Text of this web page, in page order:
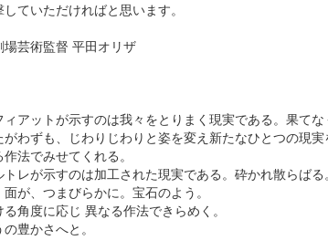
ていただければと思います。
場芸術監督 平田オリザ
アットが示すのは我々をとりまく現実である。果てな
がわずも、じわりじわりと姿を変え新たなひとつの現
法でみせてくれる。
レが示すのは加工された現実である。砕かれ散らばる
が、つまびらかに。宝石のよう。
る角度に応じ 異なる作法できらめく。
豊かさへと。